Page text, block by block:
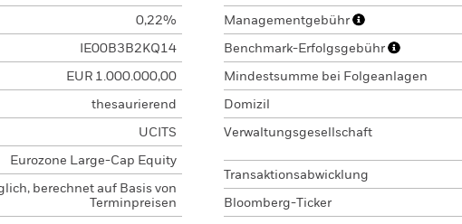
0,22%
IE00B3B2KQ14
EUR 1.000.000,00
thesaurierend
UCITS
Eurozone Large-Cap Equity
berechnet auf Basis von
Terminpreisen
Managementgebühr
Benchmark-Erfolgsgebühr
Mindestsumme bei Folgeanlagen
Domizil
Verwaltungsgesellschaft
Transaktionsabwicklung
Bloomberg-Ticker